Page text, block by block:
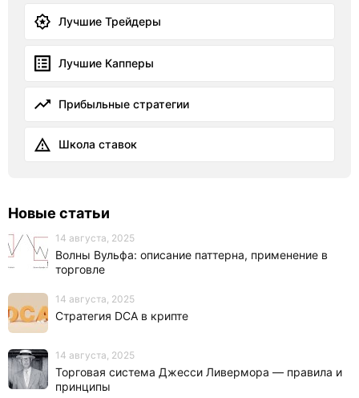
Лучшие Трейдеры
Лучшие Капперы
Прибыльные стратегии
Школа ставок
Новые статьи
14 августа, 2025
Волны Вульфа: описание паттерна, применение в
торговле
14 августа, 2025
Стратегия DCA в крипте
14 августа, 2025
Торговая система Джесси Ливермора — правила и
принципы